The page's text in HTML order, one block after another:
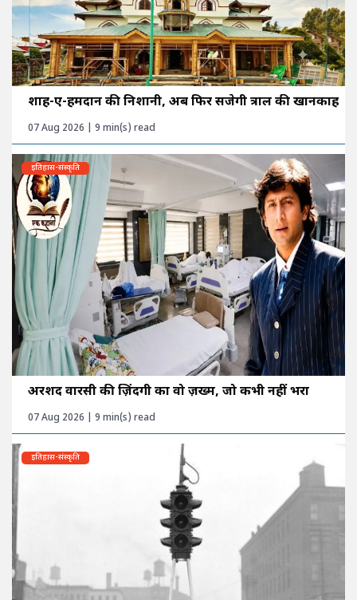
शाह-ए-हमदान की निशानी, अब फिर सजेगी त्राल की खानकाह
07 Aug 2026 | 9 min(s) read
इतिहास-संस्कृति
अरशद वारसी की ज़िंदगी का वो ज़ख्म, जो कभी नहीं भरा
07 Aug 2026 | 9 min(s) read
इतिहास-संस्कृति